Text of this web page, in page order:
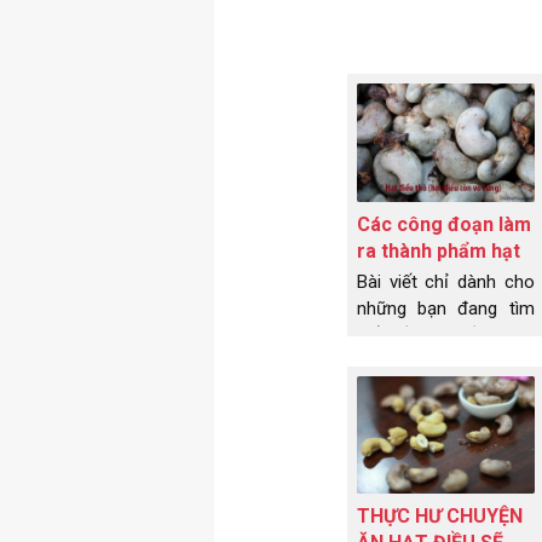
Các công đoạn làm
ra thành phẩm hạt
điều tươi làm sữa
Bài viết chỉ dành cho
những bạn đang tìm
làm sữa là cách mọi
người gọi, chứ dân
làm điều bọn em gọi
là hạt điều nhân trắng.
Và công đoạn làm ra
hạt điều nhân trắng
THỰC HƯ CHUYỆN